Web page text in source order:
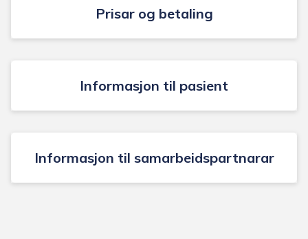
Prisar og betaling
Informasjon til pasient
Informasjon til samarbeidspartnarar